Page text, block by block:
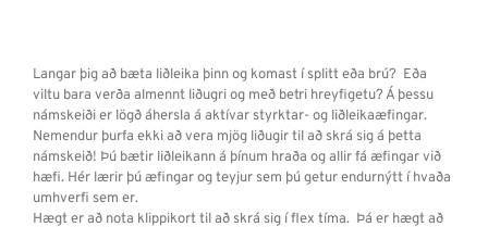
Langar þig að bæta liðleika þinn og komast í splitt eða brú? Eða
viltu bara verða almennt liðugri og með betri hreyfigetu? Á þessu
námskeiði er lögð áhersla á aktívar styrktar- og liðleikaæfingar.
Nemendur þurfa ekki að vera mjög liðugir til að skrá sig á þetta
námskeið! Þú bætir liðleikann á þínum hraða og allir fá æfingar við
hæfi. Hér lærir þú æfingar og teyjur sem þú getur endurnýtt í hvaða
umhverfi sem er.
Hægt er að nota klippikort til að skrá sig í flex tíma. Þá er hægt að